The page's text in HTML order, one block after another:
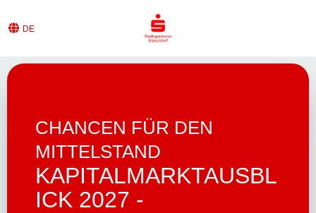
DE
KAPITALMARKTAUSBL
ICK 2027 -
CHANCEN FÜR DEN
MITTELSTAND